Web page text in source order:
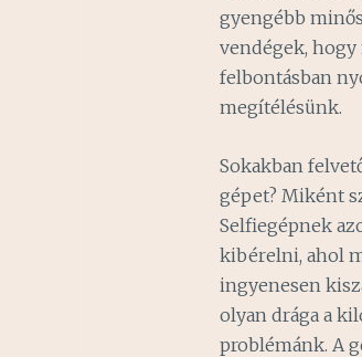
gyengébb
vendégek, hogy
felbontásban
megítélésünk.
Sokakban
gépet? Miként
Selfiegépnek
kibérelni, ahol
ingyenesen
olyan drága a
problémánk. A